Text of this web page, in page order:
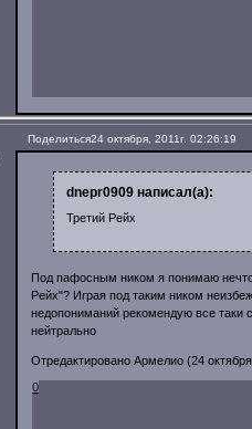
Поделиться24 октября, 2011г. 02:26:19
dnepr0909 написал(а):
Третий Рейх
Под пафосным ником я понимаю
Рейх"? Играя под таким ником
недопониманий рекомендую все таки
нейтрально
Отредактировано Армелио (24
0